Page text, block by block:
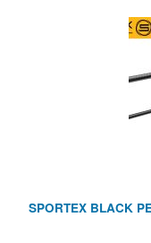
SPORTEX BLACK